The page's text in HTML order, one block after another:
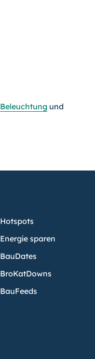
Beleuchtung und
Hotspots
Energie sparen
BauDates
BroKatDowns
BauFeeds